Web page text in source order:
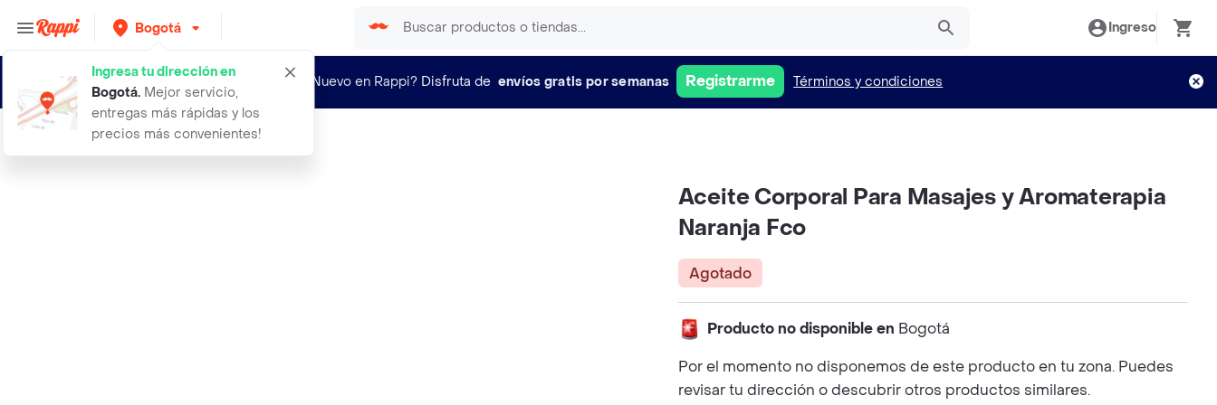
Bogotá
Ingresa tu dirección en
Bogotá. Mejor servicio,
entregas más rápidas y los
precios más convenientes!
Ingreso
¿Nuevo en Rappi? Disfruta de envíos gratis por semanas Registrarme Términos y condiciones
aceite corporal para masajes y arom
Aceite Corporal Para Masajes y Aromaterapia
Naranja Fco
Agotado
Producto no disponible en Bogotá
Por el momento no disponemos de este producto en tu zona. Puedes
revisar tu dirección o descubrir otros productos similares.